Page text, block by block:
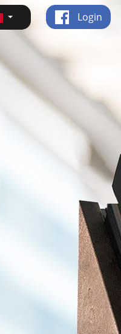
Login